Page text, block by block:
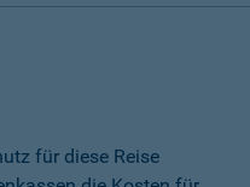
für diese Reise